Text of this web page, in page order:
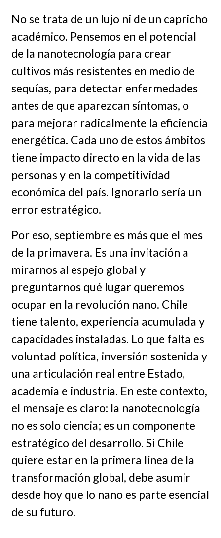
No se trata de un lujo ni de un capricho
académico. Pensemos en el potencial
de la nanotecnología para crear
cultivos más resistentes en medio de
sequías, para detectar enfermedades
antes de que aparezcan síntomas, o
para mejorar radicalmente la eficiencia
energética. Cada uno de estos ámbitos
tiene impacto directo en la vida de las
personas y en la competitividad
económica del país. Ignorarlo sería un
error estratégico.
Por eso, septiembre es más que el mes
de la primavera. Es una invitación a
mirarnos al espejo global y
preguntarnos qué lugar queremos
ocupar en la revolución nano. Chile
tiene talento, experiencia acumulada y
capacidades instaladas. Lo que falta es
voluntad política, inversión sostenida y
una articulación real entre Estado,
academia e industria. En este contexto,
el mensaje es claro: la nanotecnología
no es solo ciencia; es un componente
estratégico del desarrollo. Si Chile
quiere estar en la primera línea de la
transformación global, debe asumir
desde hoy que lo nano es parte esencial
de su futuro.